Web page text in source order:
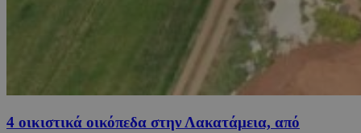
4 οικιστικά οικόπεδα στην Λακατάμεια, από